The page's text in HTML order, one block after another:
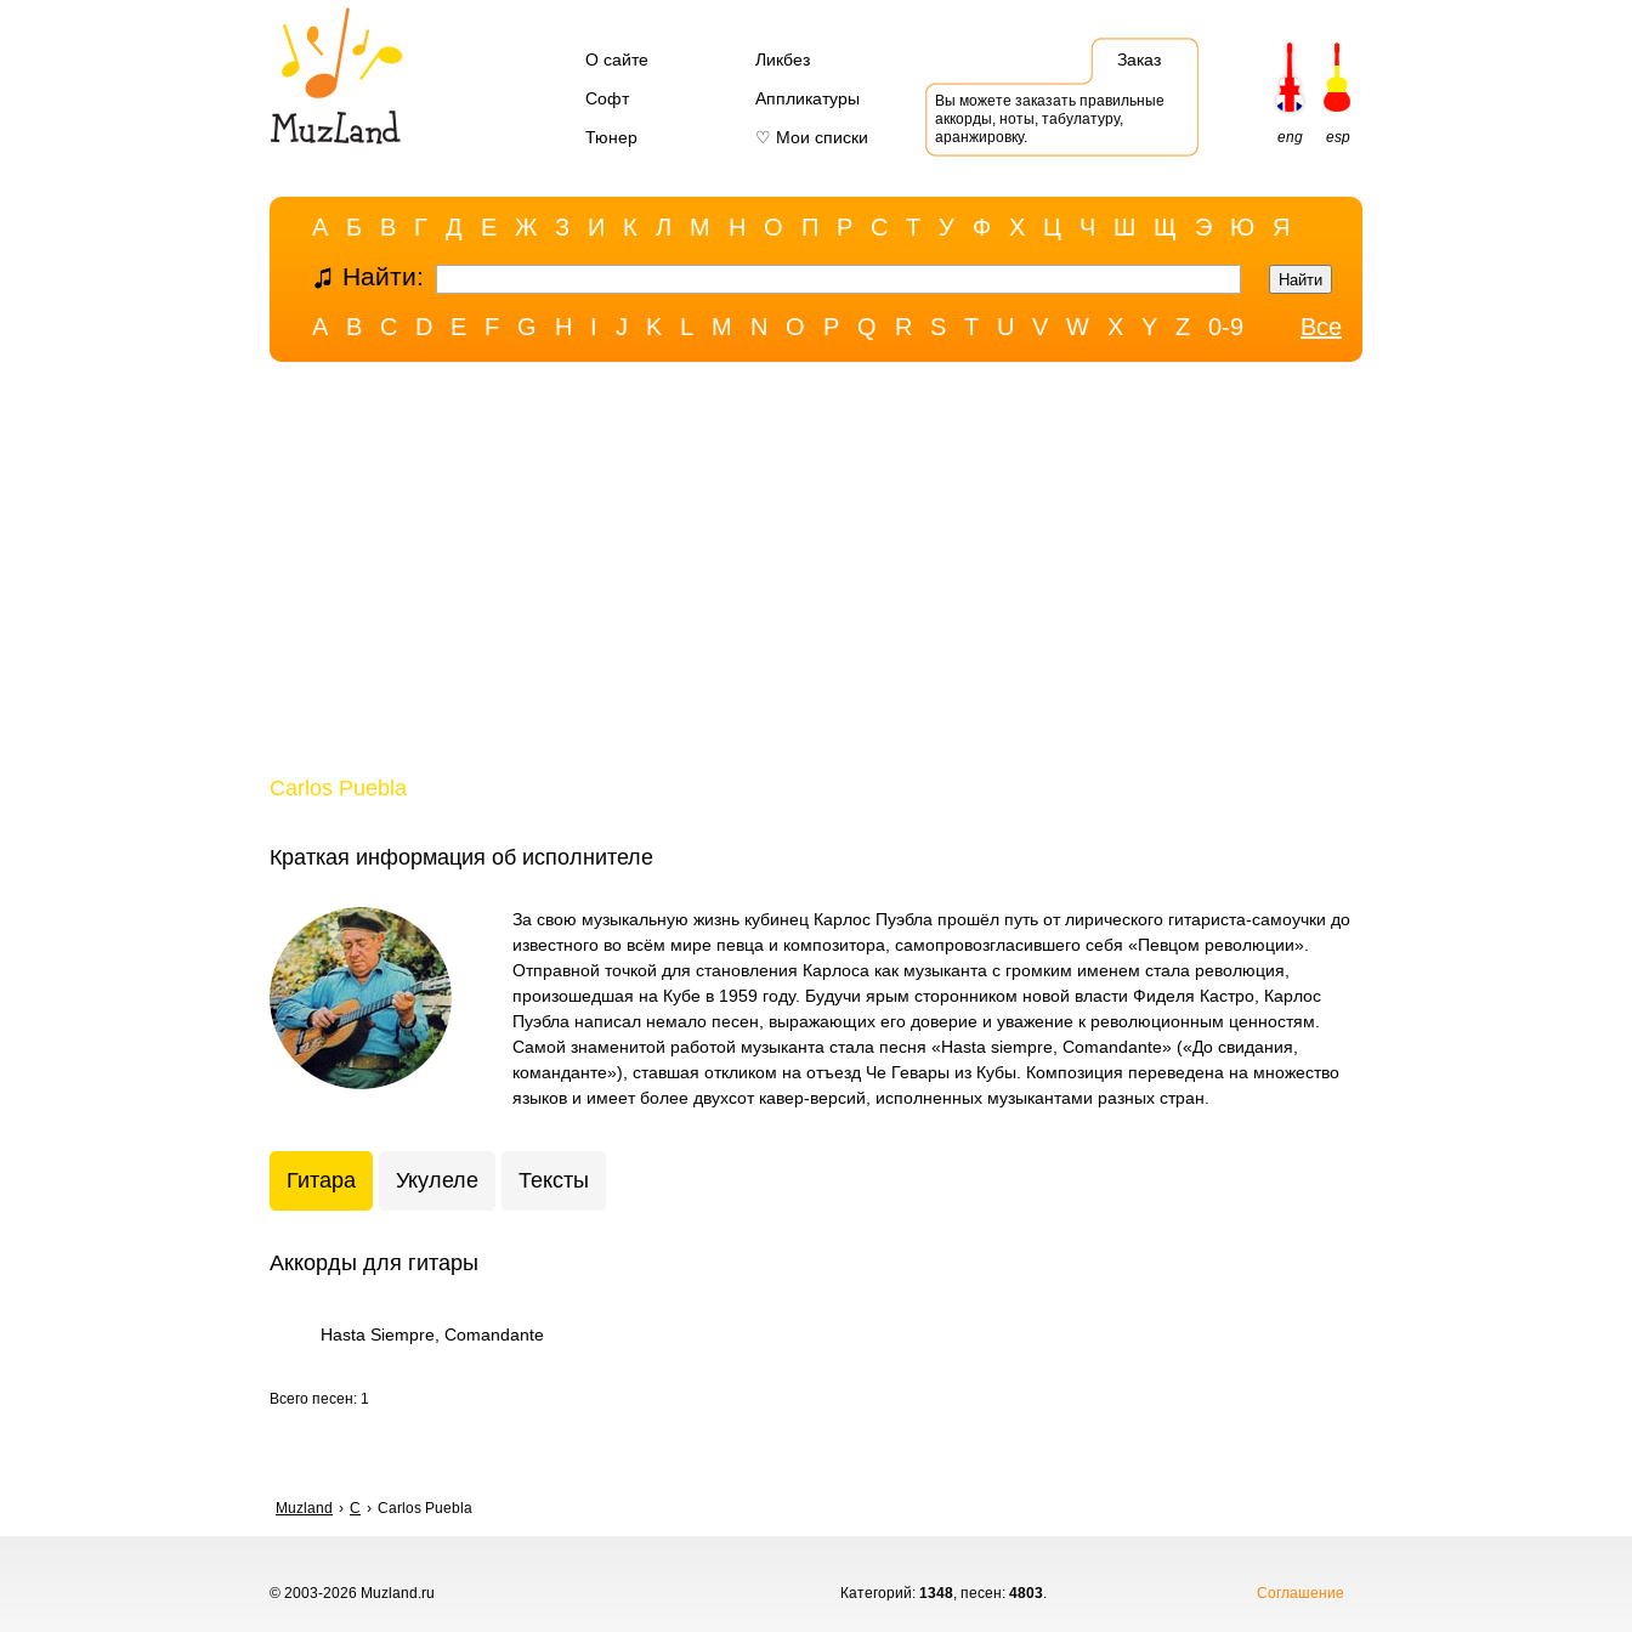
О сайте
Ликбез
Софт
Аппликатуры
Тюнер
♡ Мои списки
Заказ
Вы можете заказать правильные
аккорды, ноты, табулатуру,
аранжировку.
eng esp
А Б В Г Д Е Ж З И К Л М Н О П Р С Т У Ф Х Ц Ч Ш Щ Э Ю Я
Найти:
A B C D E F G H I J K L M N O P Q R S T U V W X Y Z 0-9 Все
Carlos Puebla
Краткая информация об исполнителе
За свою музыкальную жизнь кубинец Карлос Пуэбла прошёл путь от лирического гитариста-самоучки до
известного во всём мире певца и композитора, самопровозгласившего себя «Певцом революции».
Отправной точкой для становления Карлоса как музыканта с громким именем стала революция,
произошедшая на Кубе в 1959 году. Будучи ярым сторонником новой власти Фиделя Кастро, Карлос
Пуэбла написал немало песен, выражающих его доверие и уважение к революционным ценностям.
Самой знаменитой работой музыканта стала песня «Hasta siempre, Comandante» («До свидания,
команданте»), ставшая откликом на отъезд Че Гевары из Кубы. Композиция переведена на множество
языков и имеет более двухсот кавер-версий, исполненных музыкантами разных стран.
Гитара Укулеле Тексты
Аккорды для гитары
Hasta Siempre, Comandante
Всего песен: 1
Muzland C Carlos Puebla
© 2003-2026 Muzland.ru Категорий: 1348, песен: 4803. Соглашение